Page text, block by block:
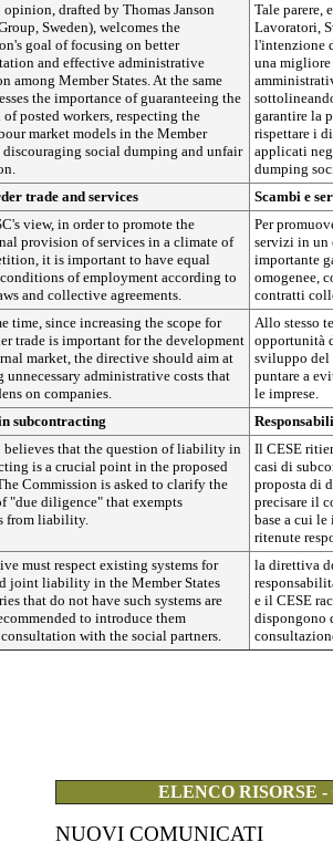
opinion, drafted by Thomas Janson
Sweden), welcomes the
goal of focusing on better
and effective administrative
among Member States. At the same
the importance of guaranteeing the
posted workers, respecting the
market models in the Member
discouraging social dumping and unfair
Tale parere,
Lavoratori,
l'intenzione
una migliore
garantire la
rispettare i
applicati
dumping
trade and services
Scambi e
view, in order to promote the
provision of services in a climate of
it is important to have equal
of employment according to
and collective agreements.
Per
servizi in un
importante
omogenee,
contratti
time, since increasing the scope for
trade is important for the development
market, the directive should aim at
unnecessary administrative costs that
on companies.
Allo stesso
opportunità
sviluppo del
puntare a
le imprese.
subcontracting
believes that the question of liability in
is a crucial point in the proposed
Commission is asked to clarify the
"due diligence" that exempts
from liability.
Il CESE
casi di
proposta di
precisare il
base a cui le
ritenute
must respect existing systems for
joint liability in the Member States
that do not have such systems are
to introduce them
with the social partners.
la direttiva
e il CESE
dispongono
ELENCO RISORSE
NUOVI COMUNICATI